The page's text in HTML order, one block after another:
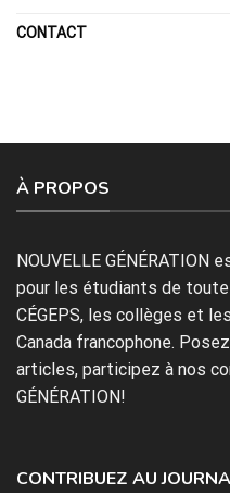
CONTACT
À PROPOS
NOUVELLE GÉNÉRATION
pour les étudiants de
CÉGEPS, les collèges et
Canada francophone.
articles, participez à nos
GÉNÉRATION!
CONTRIBUEZ AU